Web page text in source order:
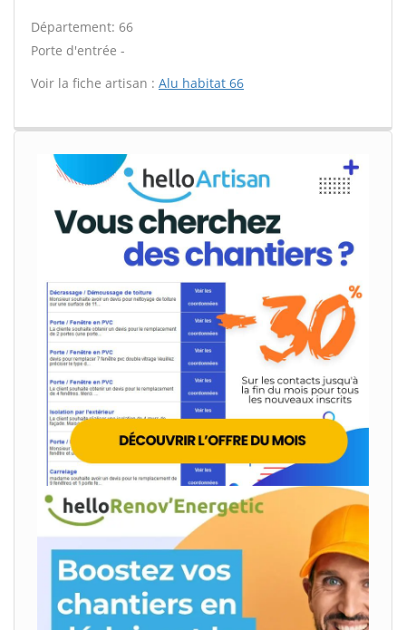
Département: 66
Porte d'entrée -
Voir la fiche artisan : Alu habitat 66